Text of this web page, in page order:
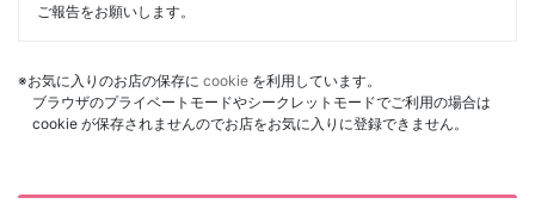
ご報告をお願いします。
※お気に入りのお店の保存に cookie を利用しています。
ブラウザのプライベートモードやシークレットモードでご利用の場合は
cookie が保存されませんのでお店をお気に入りに登録できません。